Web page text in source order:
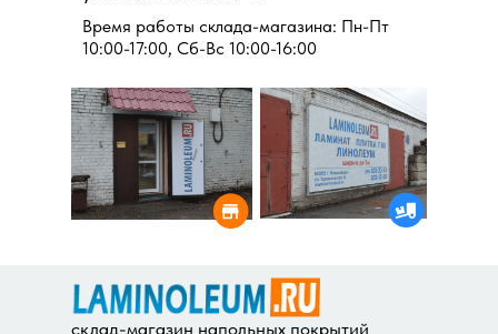
Время работы склада-магазина: Пн-Пт
10:00-17:00, Сб-Вс 10:00-16:00
склад-магазин напольных покрытий